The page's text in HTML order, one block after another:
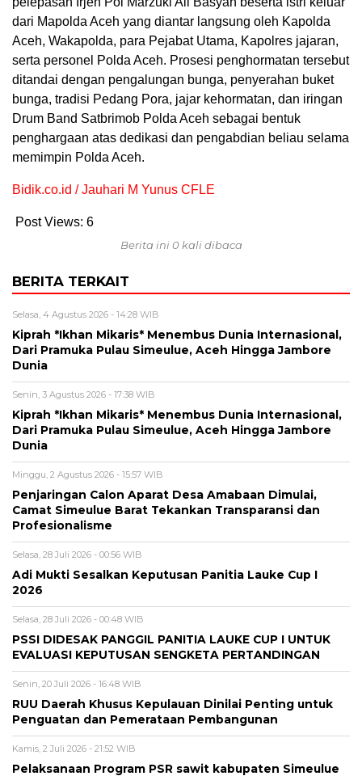
dari Mapolda Aceh yang diantar langsung oleh Kapolda
Aceh, Wakapolda, para Pejabat Utama, Kapolres jajaran,
serta personel Polda Aceh. Prosesi penghormatan tersebut
ditandai dengan pengalungan bunga, penyerahan buket
bunga, tradisi Pedang Pora, jajar kehormatan, dan iringan
Drum Band Satbrimob Polda Aceh sebagai bentuk
penghargaan atas dedikasi dan pengabdian beliau selama
memimpin Polda Aceh.
Bidik.co.id / Jauhari M Yunus CFLE
Post Views: 6
Berita ini 0 kali dibaca
BERITA TERKAIT
Selasa, 4 Agustus 2026 - 14:28 WIB
Kiprah *Ikhan Mikaris* Menembus Dunia Internasional,
Dari Pramuka Pulau Simeulue, Aceh Hingga Jambore
Dunia
Senin, 3 Agustus 2026 - 17:38 WIB
Kiprah *Ikhan Mikaris* Menembus Dunia Internasional,
Dari Pramuka Pulau Simeulue, Aceh Hingga Jambore
Dunia
Minggu, 2 Agustus 2026 - 15:57 WIB
Penjaringan Calon Aparat Desa Amabaan Dimulai,
Camat Simeulue Barat Tekankan Transparansi dan
Profesionalisme
Selasa, 28 Juli 2026 - 00:56 WIB
Adi Mukti Sesalkan Keputusan Panitia Lauke Cup I
2026
Selasa, 28 Juli 2026 - 00:48 WIB
PSSI DIDESAK PANGGIL PANITIA LAUKE CUP I UNTUK
EVALUASI KEPUTUSAN SENGKETA PERTANDINGAN
Senin, 20 Juli 2026 - 16:48 WIB
RUU Daerah Khusus Kepulauan Dinilai Penting untuk
Penguatan dan Pemerataan Pembangunan
Kamis, 2 Juli 2026 - 21:52 WIB
Pelaksanaan Program PSR sawit kabupaten Simeulue